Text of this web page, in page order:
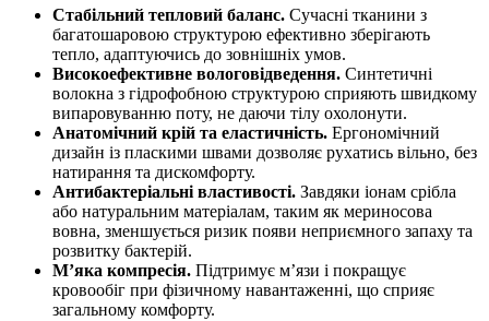
Стабільний тепловий баланс. Сучасні тканини з
багатошаровою структурою ефективно зберігають
тепло, адаптуючись до зовнішніх умов.
Високоефективне вологовідведення. Синтетичні
волокна з гідрофобною структурою сприяють швидкому
випаровуванню поту, не даючи тілу охолонути.
Анатомічний крій та еластичність. Ергономічний
дизайн із пласкими швами дозволяє рухатись вільно, без
натирання та дискомфорту.
Антибактеріальні властивості. Завдяки іонам срібла
або натуральним матеріалам, таким як мериносова
вовна, зменшується ризик появи неприємного запаху та
розвитку бактерій.
М’яка компресія. Підтримує м’язи і покращує
кровообіг при фізичному навантаженні, що сприяє
загальному комфорту.